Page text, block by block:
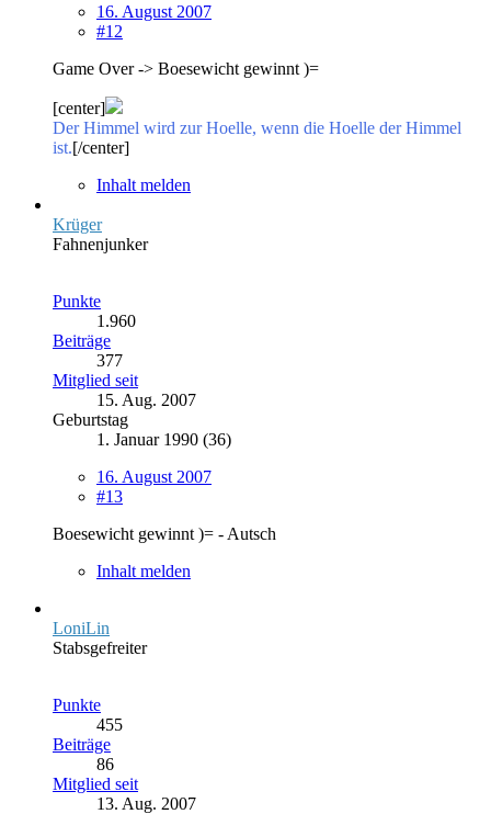
16. August 2007
#12
Game Over -> Boesewicht gewinnt )=
[center]
Der Himmel wird zur Hoelle, wenn die Hoelle der Himmel
ist.[/center]
Inhalt melden
Krüger
Fahnenjunker
Punkte
1.960
Beiträge
377
Mitglied seit
15. Aug. 2007
Geburtstag
1. Januar 1990 (36)
16. August 2007
#13
Boesewicht gewinnt )= - Autsch
Inhalt melden
LoniLin
Stabsgefreiter
Punkte
455
Beiträge
86
Mitglied seit
13. Aug. 2007